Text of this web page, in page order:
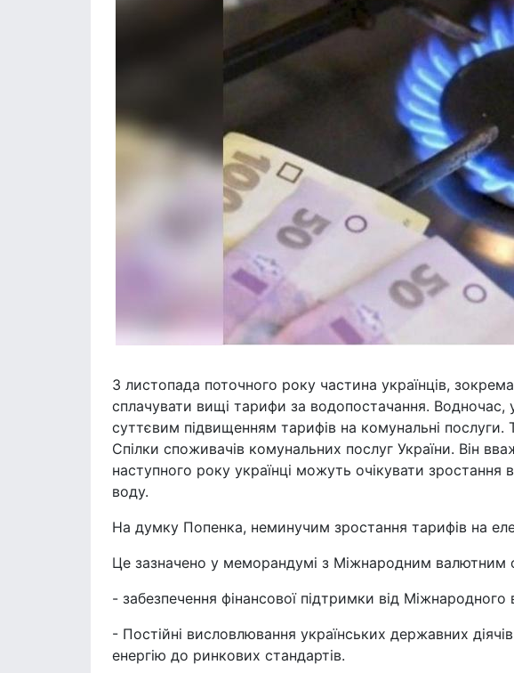
З листопада поточного року частина українців,
сплачувати вищі тарифи за водопостачання. Водночас,
суттєвим підвищенням тарифів на комунальні
Спілки споживачів комунальних послуг України. Він
наступного року українці можуть очікувати зростання
воду.
На думку Попенка, неминучим зростання тарифів на
Це зазначено у меморандумі з Міжнародним валютним
- забезпечення фінансової підтримки від
- Постійні висловлювання українських державних
енергію до ринкових стандартів.